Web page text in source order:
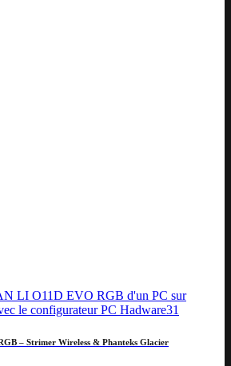
– Strimer Wireless & Phanteks Glacier